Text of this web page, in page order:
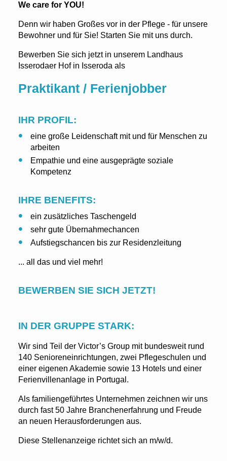
We care for YOU!
Denn wir haben Großes vor in der Pflege - für unsere
Bewohner und für Sie! Starten Sie mit uns durch.
Bewerben Sie sich jetzt in unserem Landhaus
Isserodaer Hof in Isseroda als
Praktikant / Ferienjobber
IHR PROFIL:
eine große Leidenschaft mit und für Menschen zu
arbeiten
Empathie und eine ausgeprägte soziale
Kompetenz
IHRE BENEFITS:
ein zusätzliches Taschengeld
sehr gute Übernahmechancen
Aufstiegschancen bis zur Residenzleitung
... all das und viel mehr!
BEWERBEN SIE SICH JETZT!
IN DER GRUPPE STARK:
Wir sind Teil der Victor’s Group mit bundesweit rund
140 Senioreneinrichtungen, zwei Pflegeschulen und
einer eigenen Akademie sowie 13 Hotels und einer
Ferienvillenanlage in Portugal.
Als familiengeführtes Unternehmen zeichnen wir uns
durch fast 50 Jahre Branchenerfahrung und Freude
an neuen Herausforderungen aus.
Diese Stellenanzeige richtet sich an m/w/d.